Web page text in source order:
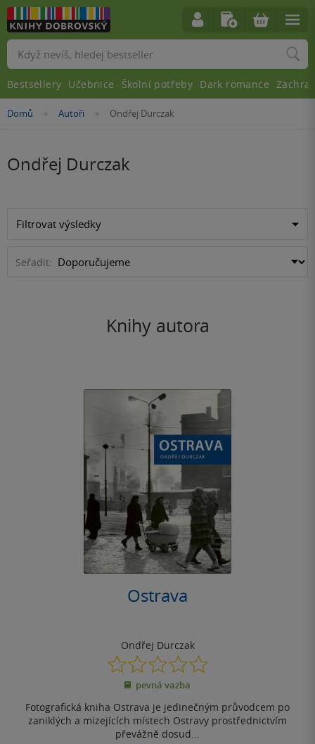
Nacházíte
Domů »Autoři »
Ondřej Durczak
Ondřej Durczak
Filtrovat výsledky
Seřadit:
Knihy autora
Ostrava
Ondřej Durczak
0.0
z
5
pevná vazba
Fotografická kniha Ostrava je jedinečným průvodcem po
zaniklých a mizejících místech Ostravy prostřednictvím
převážně dosud...
Vyhledávání
Bestsellery Učebnice Školní potřeby Dark romance